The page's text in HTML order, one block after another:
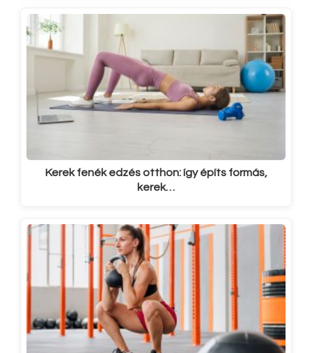
Kerek fenék edzés otthon: így építs formás,
kerek…